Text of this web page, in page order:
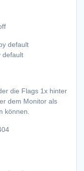
default
default
die Flags 1x hinter
dem Monitor als
können.